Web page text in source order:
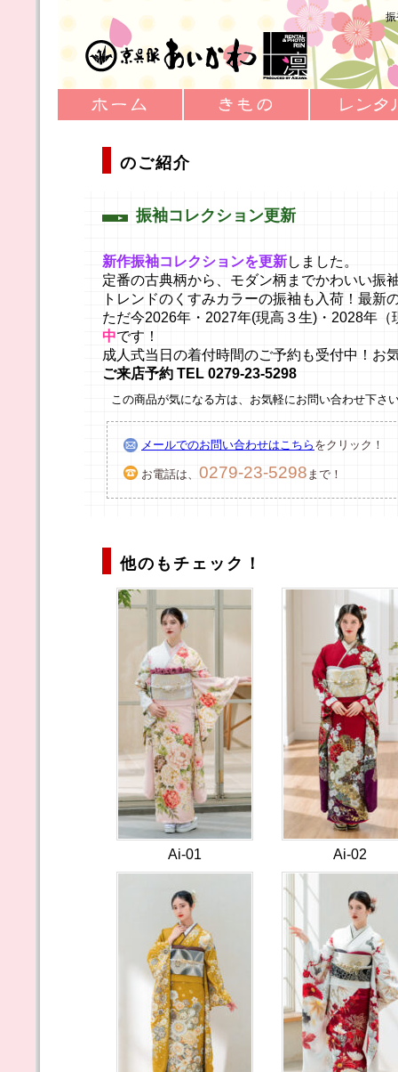
のご紹介
振袖コレクション更新
新作振袖コレクションを更新しました。
定番の古典柄から、モダン柄までかわいい振
トレンドのくすみカラーの振袖も入荷！最新
ただ今2026年・2027年(現高３生)・2028年
中です！
成人式当日の着付時間のご予約も受付中！お
ご来店予約 TEL 0279-23-5298
この商品が気になる方は、お気軽にお問い合わせ下さ
メールでのお問い合わせはこちら をクリック！
お電話は、 0279-23-5298 まで！
他のもチェック！
Ai-01 Ai-02